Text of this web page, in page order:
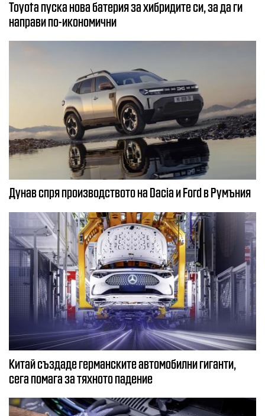
Toyota пуска нова батерия за хибридите си, за да ги
направи по-икономични
Дунав спря производството на Dacia и Ford в Румъния
Китай създаде германските автомобилни гиганти,
сега помага за тяхното падение